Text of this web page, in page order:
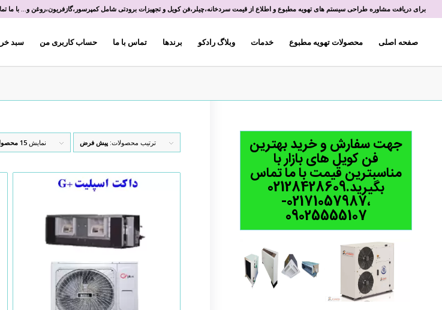
برای دریافت مشاوره طراحی سیستم های تهویه مطبوع و اطلاع از قیمت سردخانه،چیلر،فن کویل و تجهیزات برودتی شامل کمپرسور،گازفریون،روغن و... با ما
صفحه اصلی محصولات تهویه مطبوع خدمات وبلاگ رادکو برندها تماس با ما حساب کاربری من سبد
ترتیب محصولات: پیش فرض نمایش 15 محصول در هر صفحه جهت سفارش و خرید بهترین
فن کویل های بازار با
مناسبترین قیمت با ما تماس
بگیرید.02128428609
،02171057987-
09025555107